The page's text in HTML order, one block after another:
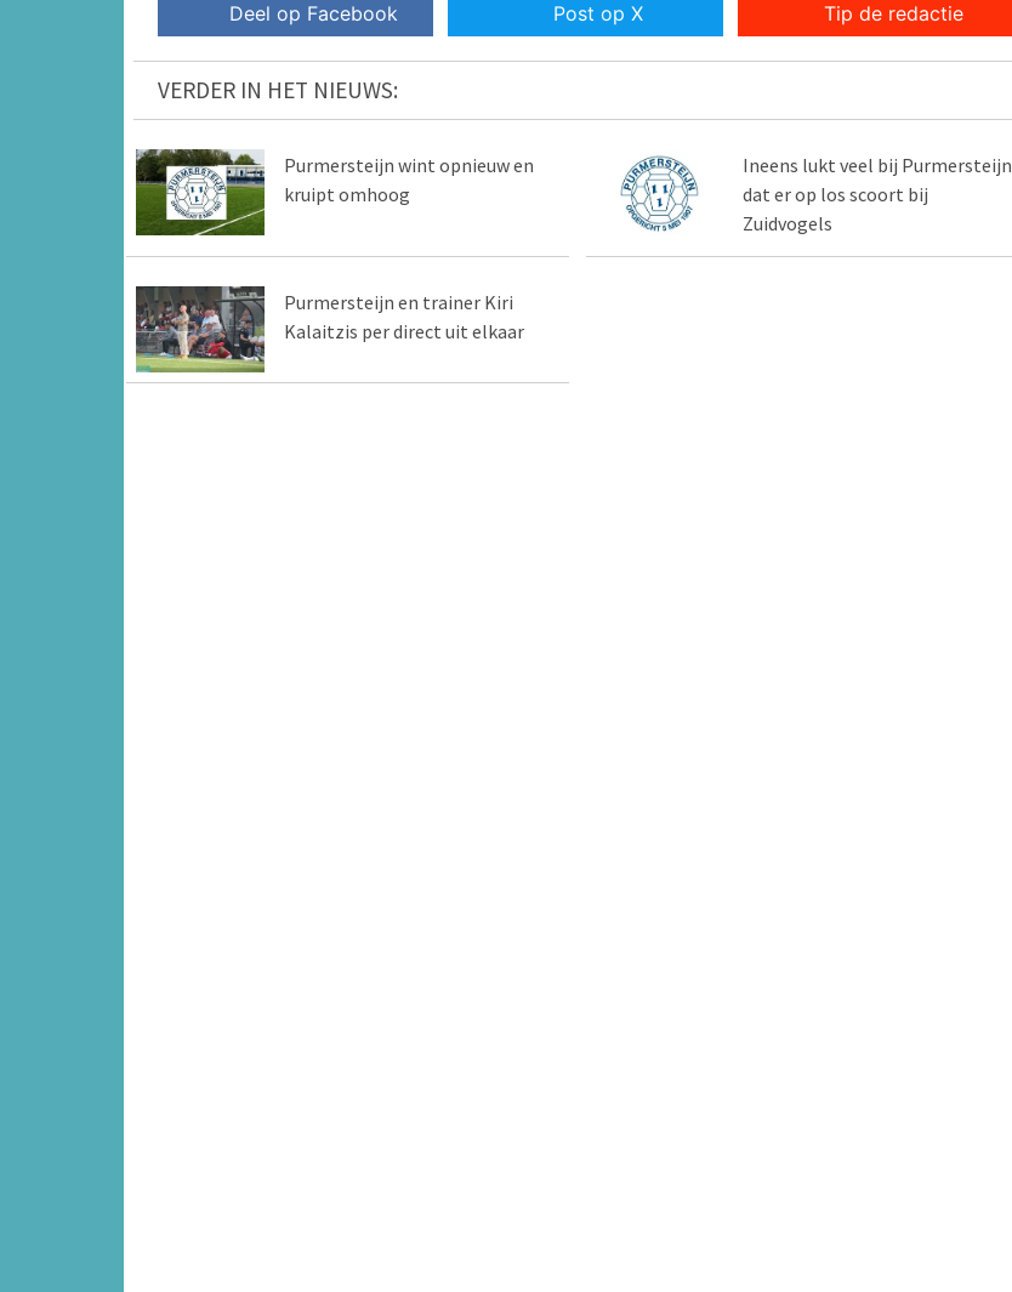
Deel op Facebook Post op X Tip de redactie
VERDER IN HET NIEUWS:
Purmersteijn wint opnieuw en
kruipt omhoog
Ineens lukt veel bij Purmersteijn
dat er op los scoort bij
Zuidvogels
Purmersteijn en trainer Kiri
Kalaitzis per direct uit elkaar